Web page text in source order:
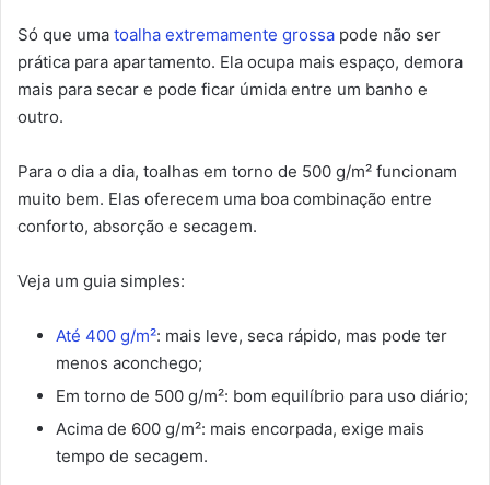
Só que uma toalha extremamente grossa pode não ser
prática para apartamento. Ela ocupa mais espaço, demora
mais para secar e pode ficar úmida entre um banho e
outro.
Para o dia a dia, toalhas em torno de 500 g/m² funcionam
muito bem. Elas oferecem uma boa combinação entre
conforto, absorção e secagem.
Veja um guia simples:
Até 400 g/m²: mais leve, seca rápido, mas pode ter
menos aconchego;
Em torno de 500 g/m²: bom equilíbrio para uso diário;
Acima de 600 g/m²: mais encorpada, exige mais
tempo de secagem.